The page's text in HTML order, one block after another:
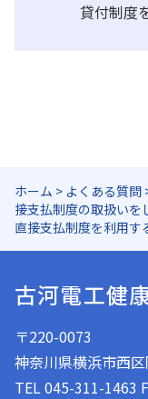
貸付制度
ホーム > よくある質問
接支払制度の取扱い
直接支払制度を利用す
古河電工健
〒220-0073
神奈川県横浜市西
TEL 045-311-1463